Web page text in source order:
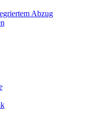
Abzug